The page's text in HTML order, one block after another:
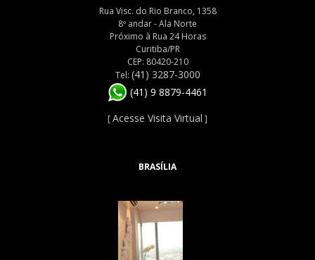
Rua Visc. do Rio Branco, 1358
8º andar - Ala Norte
Próximo à Rua 24 Horas
Curitiba/PR
CEP: 80420-210
Tel: (41) 3287-3000
(41) 9 8879-4461
[Acesse Visita Virtual ]
BRASÍLIA